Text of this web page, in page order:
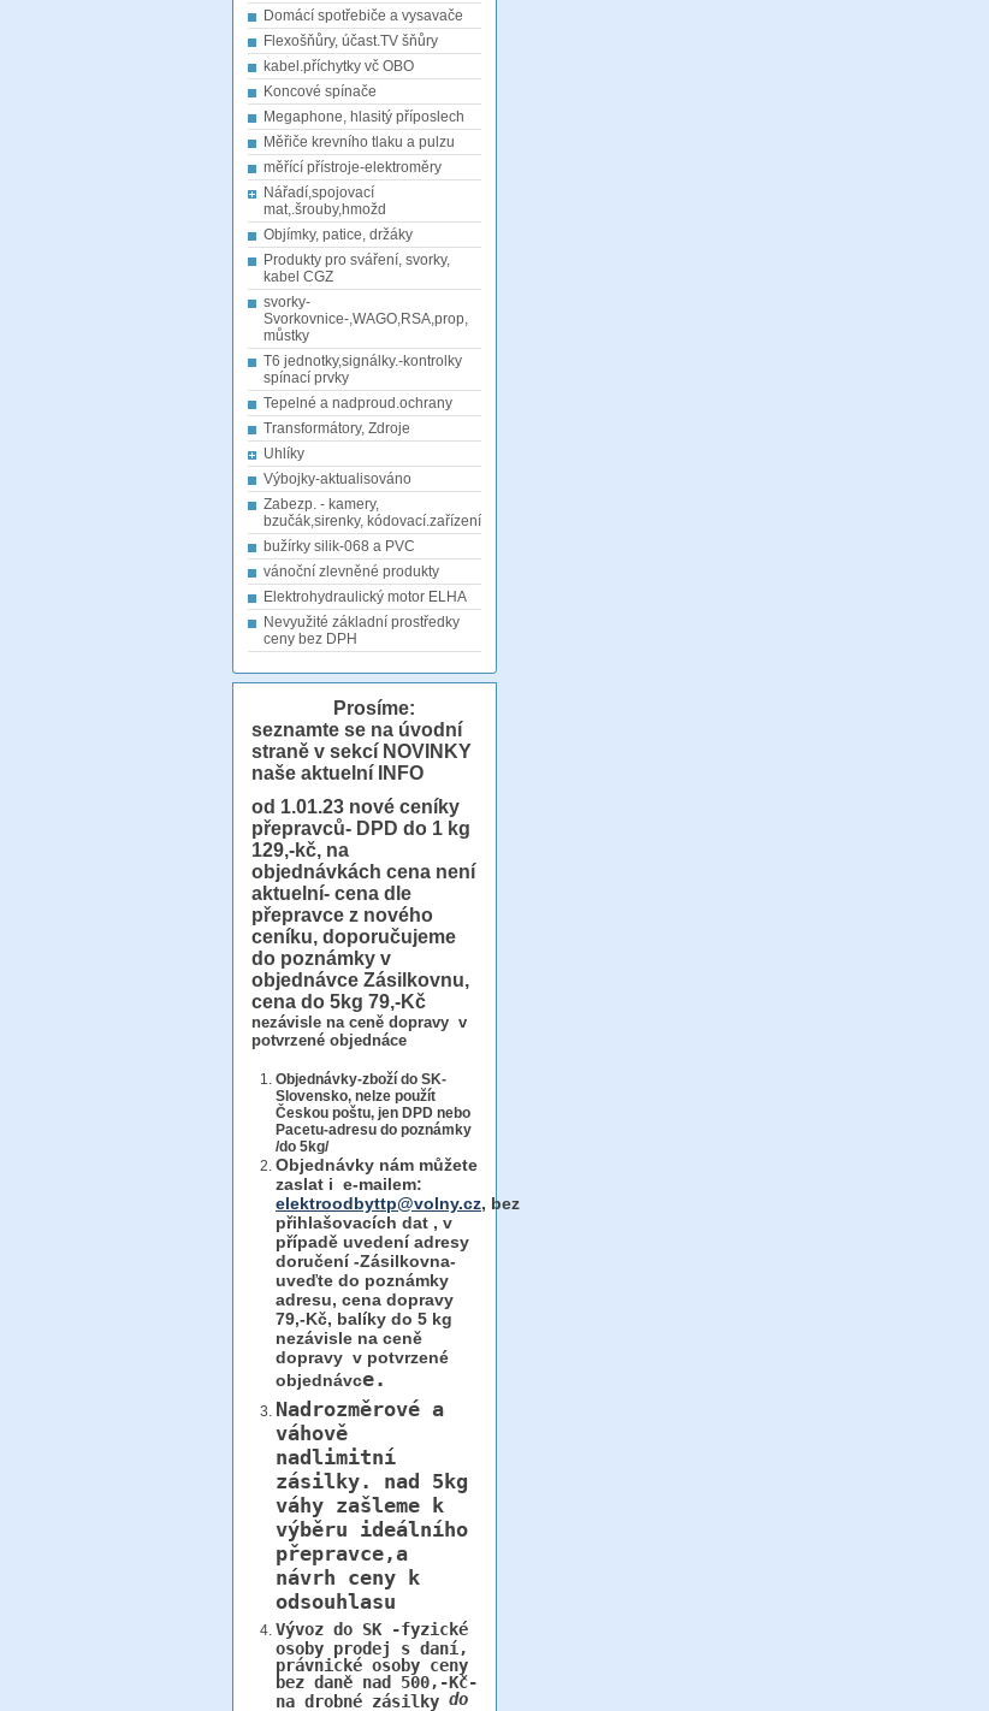
Domácí spotřebiče a vysavače
Flexošňůry, účast.TV šňůry
kabel.příchytky vč OBO
Koncové spínače
Megaphone, hlasitý příposlech
Měřiče krevního tlaku a pulzu
měřící přístroje-elektroměry
Nářadí,spojovací
mat,.šrouby,hmožd
Objímky, patice, držáky
Produkty pro sváření, svorky,
kabel CGZ
svorky-
Svorkovnice-,WAGO,RSA,prop,
můstky
T6 jednotky,signálky.-kontrolky
spínací prvky
Tepelné a nadproud.ochrany
Transformátory, Zdroje
Uhlíky
Výbojky-aktualisováno
Zabezp. - kamery,
bzučák,sirenky, kódovací.zařízení
bužírky silik-068 a PVC
vánoční zlevněné produkty
Elektrohydraulický motor ELHA
Nevyužité základní prostředky
ceny bez DPH
Prosíme:
seznamte se na úvodní
straně v sekcí NOVINKY
naše aktuelní INFO
od 1.01.23 nové ceníky
přepravců- DPD do 1 kg
129,-kč, na
objednávkách cena není
aktuelní- cena dle
přepravce z nového
ceníku, doporučujeme
do poznámky v
objednávce Zásilkovnu,
cena do 5kg 79,-Kč
nezávisle na ceně dopravy v
potvrzené objednáce
Objednávky-zboží do SK-
Slovensko, nelze použít
Českou poštu, jen DPD nebo
Pacetu-adresu do poznámky
/do 5kg/
Objednávky nám můžete
zaslat i e-mailem:
elektroodbyttp@volny.cz, bez
přihlašovacích dat , v
případě uvedení adresy
doručení -Zásilkovna-
uveďte do poznámky
adresu, cena dopravy
79,-Kč, balíky do 5 kg
nezávisle na ceně
dopravy v potvrzené
objednávce.
Nadrozměrové a
váhově
nadlimitní
zásilky. nad 5kg
váhy zašleme k
výběru ideálního
přepravce,a
návrh ceny k
odsouhlasu
Vývoz do SK -fyzické
osoby prodej s daní,
právnické osoby ceny
bez daně nad 500,-Kč-
na drobné zásilky do